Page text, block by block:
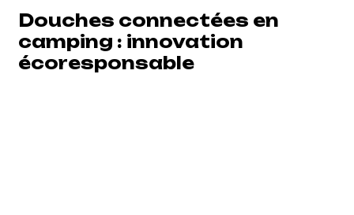
Douches connectées en
camping : innovation
écoresponsable